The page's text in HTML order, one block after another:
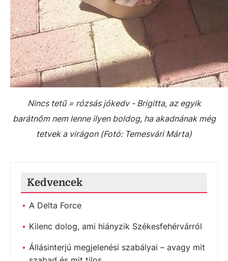
Nincs tetű = rózsás jókedv - Brigitta, az egyik
barátnőm nem lenne ilyen boldog, ha akadnának még
tetvek a virágon (Fotó: Temesvári Márta)
Kedvencek
A Delta Force
Kilenc dolog, ami hiányzik Székesfehérvárról
Állásinterjú megjelenési szabályai – avagy mit